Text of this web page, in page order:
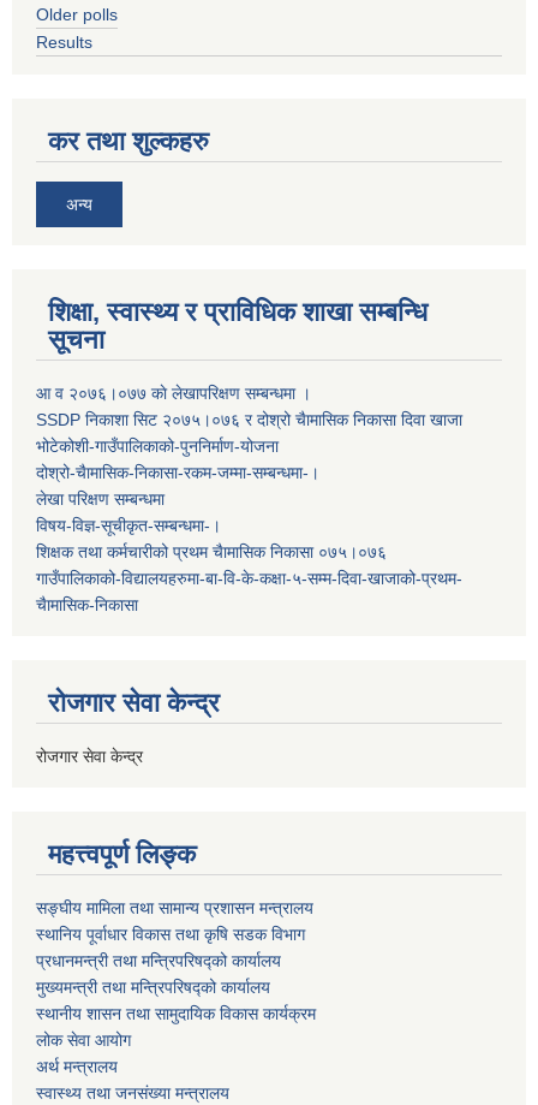
Older polls
Results
कर तथा शुल्कहरु
अन्य
शिक्षा, स्वास्थ्य र प्राविधिक शाखा सम्बन्धि
सूचना
आ व २०७६।०७७ काे लेखापरिक्षण सम्बन्धमा ।
SSDP निकाशा सिट २०७५।०७६ र दोश्रो चैामासिक निकासा दिवा खाजा
भोटेकोशी-गाउँपालिकाको-पुननिर्माण-योजना
दोश्रो-चैामासिक-निकासा-रकम-जम्मा-सम्बन्धमा-।
लेखा परिक्षण सम्बन्धमा
विषय-विज्ञ-सूचीकृत-सम्बन्धमा-।
शिक्षक तथा कर्मचारीको प्रथम च‌ैामासिक निकासा ०७५।०७६
गाउँपालिकाको-विद्यालयहरुमा-बा-वि-के-कक्षा-५-सम्म-दिवा-खाजाको-प्रथम-
चैामासिक-निकासा
रोजगार सेवा केन्द्र
रोजगार सेवा केन्द्र
महत्त्वपूर्ण लिङ्क
सङ्घीय मामिला तथा सामान्य प्रशासन मन्त्रालय
स्थानिय पूर्वाधार विकास तथा कृषि सडक विभाग
प्रधानमन्त्री तथा मन्त्रिपरिषद्को कार्यालय
मुख्यमन्त्री तथा मन्त्रिपरिषद्को कार्यालय
स्थानीय शासन तथा सामुदायिक विकास कार्यक्रम
लोक सेवा आयोग
अर्थ मन्त्रालय
स्वास्थ्य तथा जनस‌ंख्या मन्त्रालय